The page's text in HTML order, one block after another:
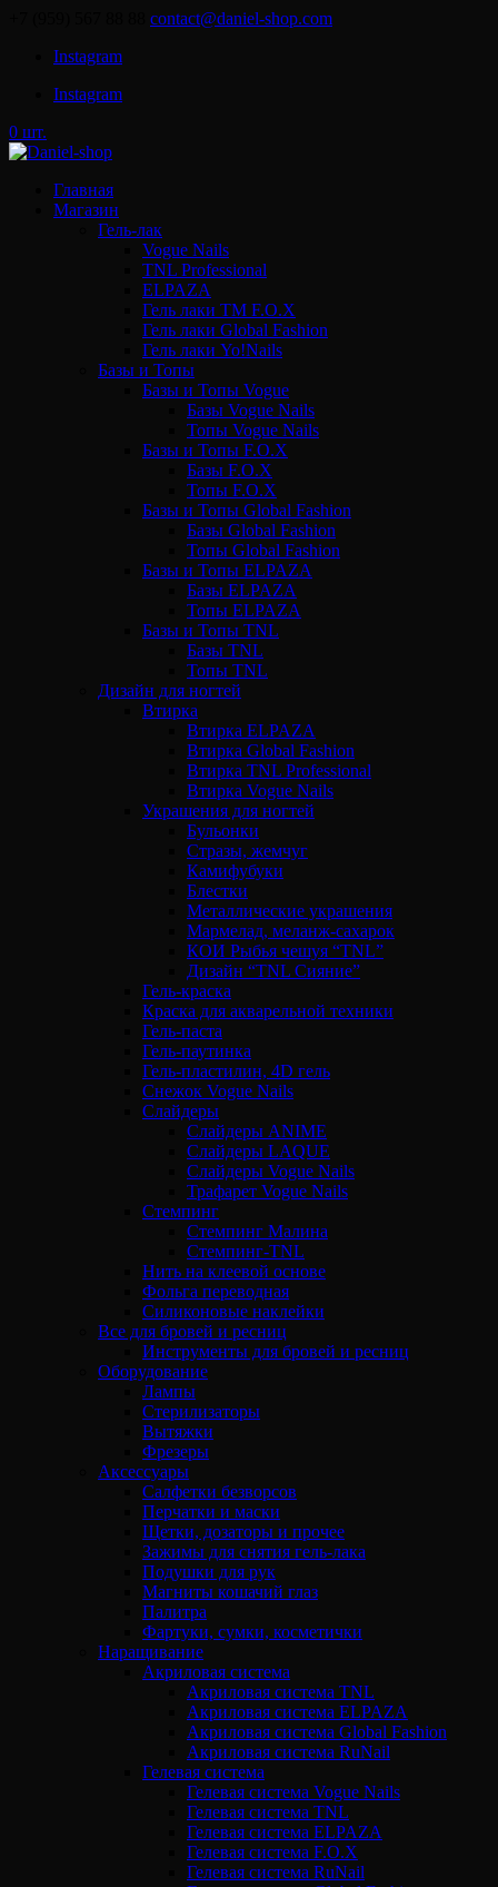
contact@daniel-shop.com
Instagram
Instagram
0 шт.
Главная
Магазин
Гель-лак
Vogue Nails
TNL Professional
ELPAZA
Гель лаки ТМ F.O.X
Гель лаки Global Fashion
Гель лаки Yo!Nails
Базы и Топы
Базы и Топы Vogue
Базы Vogue Nails
Топы Vogue Nails
Базы и Топы F.O.X
Базы F.O.X
Топы F.O.X
Базы и Топы Global Fashion
Базы Global Fashion
Топы Global Fashion
Базы и Топы ELPAZA
Базы ELPAZA
Топы ELPAZA
Базы и Топы TNL
Базы TNL
Топы TNL
Дизайн для ногтей
Втирка
Втирка ELPAZA
Втирка Global Fashion
Втирка TNL Professional
Втирка Vogue Nails
Украшения для ногтей
Бульонки
Стразы, жемчуг
Камифубуки
Блестки
Металлические украшения
Мармелад, меланж-сахарок
КОИ Рыбья чешуя “TNL”
Дизайн “TNL Сияние”
Гель-краска
Краска для акварельной техники
Гель-паста
Гель-паутинка
Гель-пластилин, 4D гель
Снежок Vogue Nails
Слайдеры
Слайдеры ANIME
Слайдеры LAQUE
Слайдеры Vogue Nails
Трафарет Vogue Nails
Стемпинг
Стемпинг Малина
Стемпинг-TNL
Нить на клеевой основе
Фольга переводная
Силиконовые наклейки
Все для бровей и ресниц
Инструменты для бровей и ресниц
Оборудование
Лампы
Стерилизаторы
Вытяжки
Фрезеры
Аксессуары
Салфетки безворсов
Перчатки и маски
Щетки, дозаторы и прочее
Зажимы для снятия гель-лака
Подушки для рук
Магниты кошачий глаз
Палитра
Фартуки, сумки, косметички
Наращивание
Акриловая система
Акриловая система TNL
Акриловая система ELPAZA
Акриловая система Global Fashion
Акриловая система RuNail
Гелевая система
Гелевая система Vogue Nails
Гелевая система TNL
Гелевая система ELPAZA
Гелевая система F.O.X
Гелевая система RuNail